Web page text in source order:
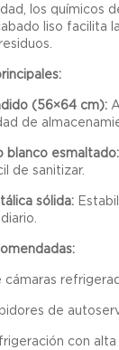
los químicos
liso facilita
(56×64 cm):
de
blanco esmaltado:
de sanitizar.
sólida:
cámaras
de
con